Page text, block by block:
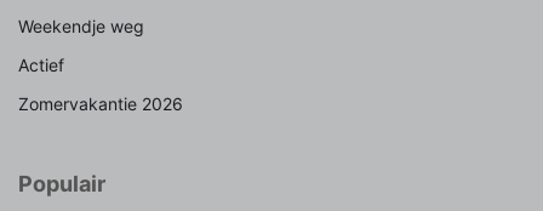
Weekendje weg
Actief
Zomervakantie 2026
Populair